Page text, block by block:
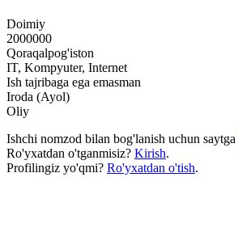
Doimiy
2000000
Qoraqalpog'iston
IT, Kompyuter, Internet
Ish tajribaga ega emasman
Iroda (Ayol)
Oliy
Ishchi nomzod bilan bog'lanish uchun saytga
Ro'yxatdan o'tganmisiz? Kirish.
Profilingiz yo'qmi? Ro'yxatdan o'tish.